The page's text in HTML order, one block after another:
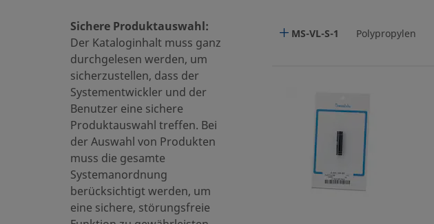
Sichere Produktauswahl:
Der Kataloginhalt muss ganz
durchgelesen werden, um
sicherzustellen, dass der
Systementwickler und der
Benutzer eine sichere
Produktauswahl treffen. Bei
der Auswahl von Produkten
muss die gesamte
Systemanordnung
berücksichtigt werden, um
eine sichere, störungsfreie
MS-VL-S-1 Polypropylen